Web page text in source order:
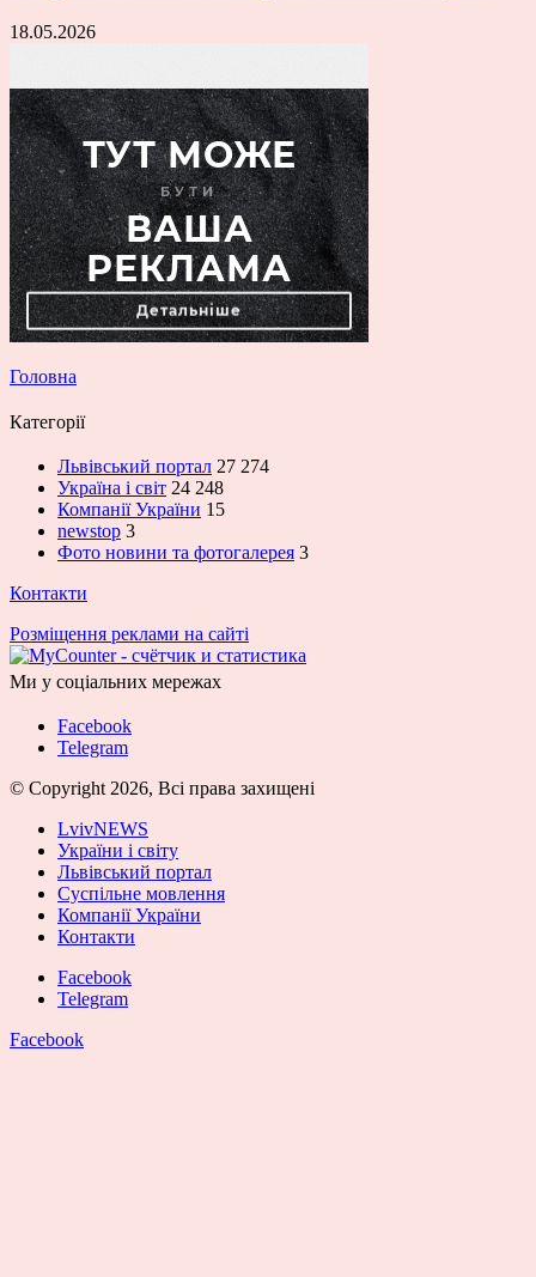
18.05.2026
Головна
Категорії
Львівський портал 27 274
Україна і світ 24 248
Компанії України 15
newstop 3
Фото новини та фотогалерея 3
Контакти
Розміщення реклами на сайті
Ми у соціальних мережах
Facebook
Telegram
© Copyright 2026, Всі права захищені
LvivNEWS
України і світу
Львівський портал
Суспільне мовлення
Компанії України
Контакти
Facebook
Telegram
Facebook